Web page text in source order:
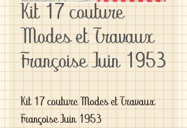
Kit 17 couture
Modes et Travaux
Françoise Juin 1953
Kit 17 couture Modes et Travaux
Françoise Juin 1953